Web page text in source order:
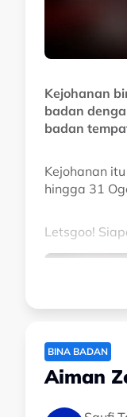
Kejohanan
badan
badan
Kejohanan
hingga 31
Letsgoo!
BINA BADAN
Aiman